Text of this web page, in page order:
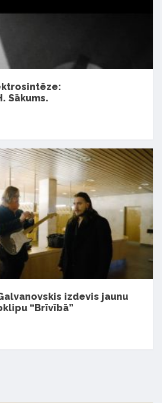
Sākums.
izdevis jaunu
“Brīvībā”